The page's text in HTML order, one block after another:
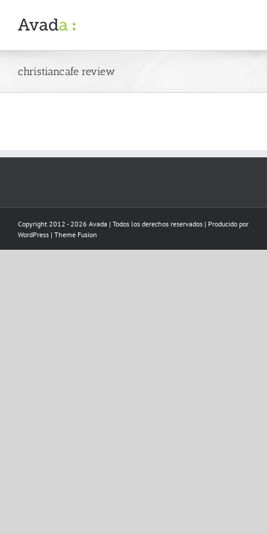
content
christiancafe review
Copyright 2012 - 2026 Avada | Todos los derechos reservados | Producido por
WordPress | Theme Fusion